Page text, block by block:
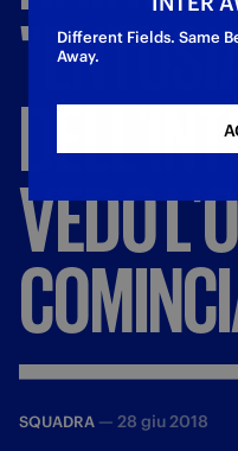
VEDO
SQUADRA — 28 giu 2018
Different Fields. Same
Away.